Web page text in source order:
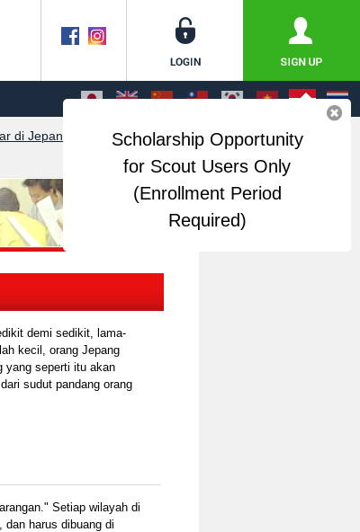
Scholarship Opportunity
for Scout Users Only
(Enrollment Period
Required)
di Jepang
Panduan kehidupan
demi sedikit, lama-
kecil, orang Jepang
yang seperti itu akan
sudut pandang orang
Setiap wilayah di
dan harus dibuang di